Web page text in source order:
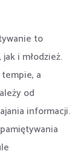
to
i młodzież.
a
od
informacji.